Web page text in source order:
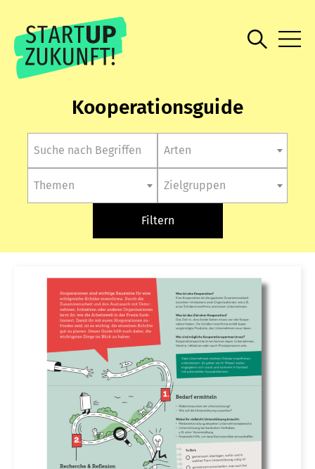
Kooperationsguide
Arten
Themen Zielgruppen
Filtern